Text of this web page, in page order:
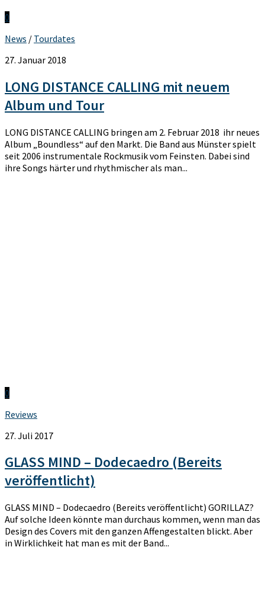
0
News / Tourdates
27. Januar 2018
LONG DISTANCE CALLING mit neuem
Album und Tour
LONG DISTANCE CALLING bringen am 2. Februar 2018 ihr neues
Album „Boundless“ auf den Markt. Die Band aus Münster spielt
seit 2006 instrumentale Rockmusik vom Feinsten. Dabei sind
ihre Songs härter und rhythmischer als man...
0
Reviews
27. Juli 2017
GLASS MIND – Dodecaedro (Bereits
veröffentlicht)
GLASS MIND – Dodecaedro (Bereits veröffentlicht) GORILLAZ?
Auf solche Ideen könnte man durchaus kommen, wenn man das
Design des Covers mit den ganzen Affengestalten blickt. Aber
in Wirklichkeit hat man es mit der Band...